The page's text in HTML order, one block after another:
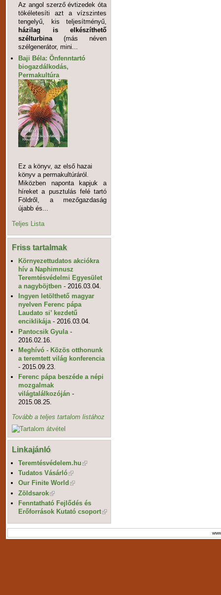
Az angol szerző évtizedek óta
tökéletesíti azt a vízszintes
tengelyű, kis teljesítményű,
házilag is elkészíthető
szélturbina (más néven
szélgenerátor, mini...
Baji Béla: Önfenntartó
biogazdálkodás,
Permakultúra
Ez a könyv, az első hazai
könyv a permakultúráról.
Miközben naponta kapjuk a
híreket a pusztulás felé tartó
Földről, a mezőgazdaság
újabb és...
Teljes Lista
Friss tartalmak
Környezettudatos akciókra
hív a Naphimnusz
Teremtésvédelmi Egyesület
a nagyböjtben - 2016.03.04.
Ingyen letölthető magyar
nyelven Ferenc pápa
Laudato si’ kezdetű
enciklikája - 2016.03.04.
Pantocsik Gyula -
2016.02.16.
Meghívó - Közös otthonunk
a teremtett világ konferencia
- 2015.09.23.
Ferenc pápa beszéde a népi
mozgalmak
világtalálkozóján -
2015.08.25.
Tovább a teljes tartalom listához
Linkajánló
Teremtésvédelem.hu
Tudatos Vásárló
Our Finite World
Zöldsarok
Fenntatható Fejlődés és
Erőforrások Kutató csoport